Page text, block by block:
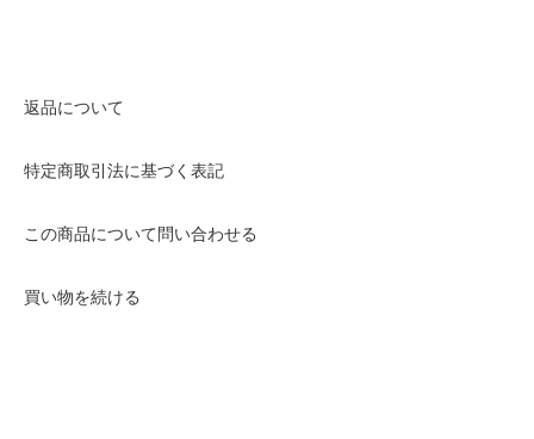
返品について
特定商取引法に基づく表記
この商品について問い合わせる
買い物を続ける